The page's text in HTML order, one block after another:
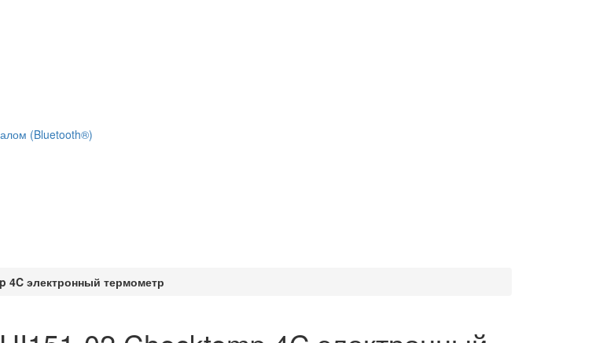
(Bluetooth®)
4C электронный термометр